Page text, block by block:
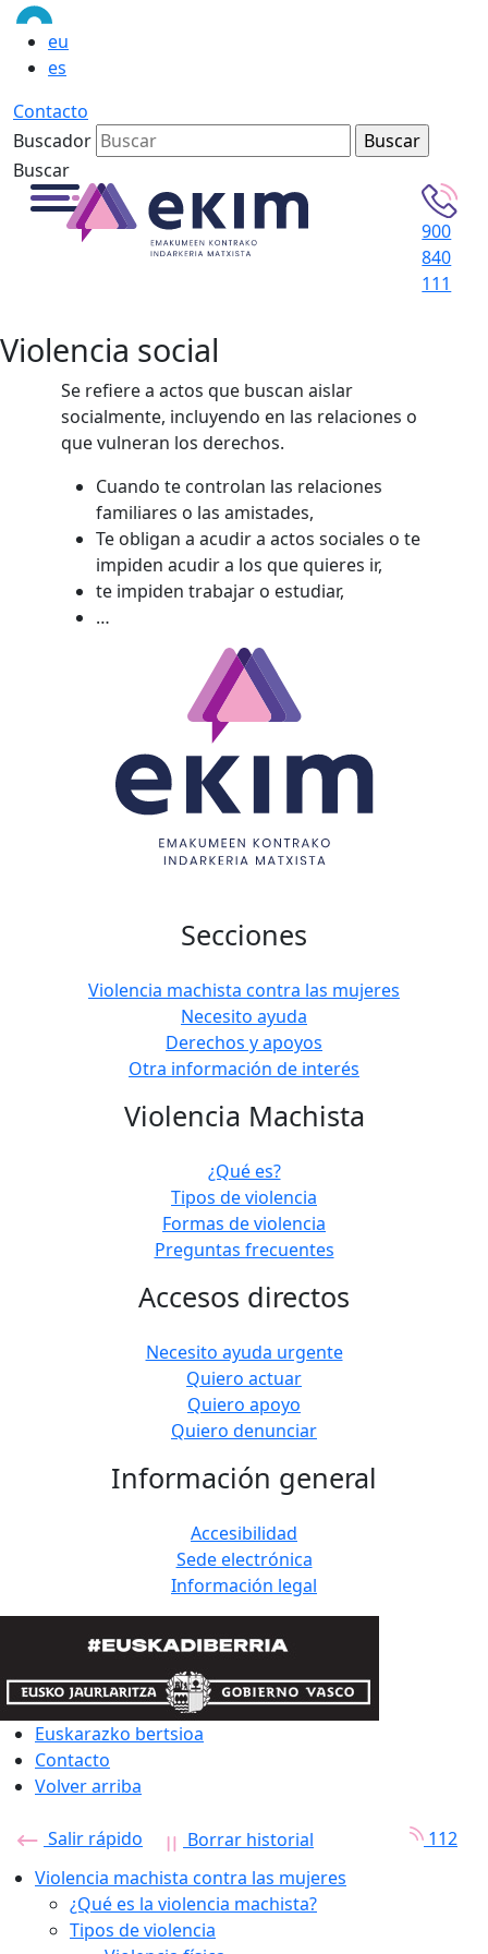
eu
es
Contacto
Buscador
Buscar
900
840
111
Violencia social
Se refiere a actos que buscan aislar
socialmente, incluyendo en las relaciones o
que vulneran los derechos.
Cuando te controlan las relaciones
familiares o las amistades,
Te obligan a acudir a actos sociales o te
impiden acudir a los que quieres ir,
te impiden trabajar o estudiar,
…
Secciones
Violencia machista contra las mujeres
Necesito ayuda
Derechos y apoyos
Otra información de interés
Violencia Machista
¿Qué es?
Tipos de violencia
Formas de violencia
Preguntas frecuentes
Accesos directos
Necesito ayuda urgente
Quiero actuar
Quiero apoyo
Quiero denunciar
Información general
Accesibilidad
Sede electrónica
Información legal
Euskarazko bertsioa
Contacto
Volver arriba
Salir rápido Borrar historial
112
Violencia machista contra las mujeres
¿Qué es la violencia machista?
Tipos de violencia